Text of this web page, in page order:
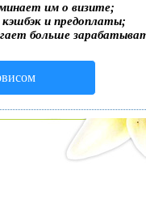
им о визите;
и предоплаты;
больше